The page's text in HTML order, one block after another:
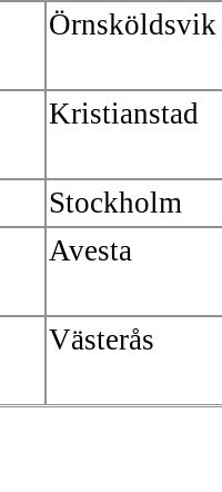
Kristianstad
Stockholm
Avesta
Västerås